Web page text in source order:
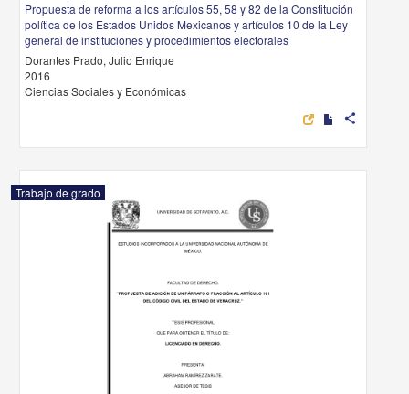
Propuesta de reforma a los artículos 55, 58 y 82 de la Constitución
política de los Estados Unidos Mexicanos y artículos 10 de la Ley
general de instituciones y procedimientos electorales
Dorantes Prado, Julio Enrique
2016
Ciencias Sociales y Económicas
share
Trabajo de grado